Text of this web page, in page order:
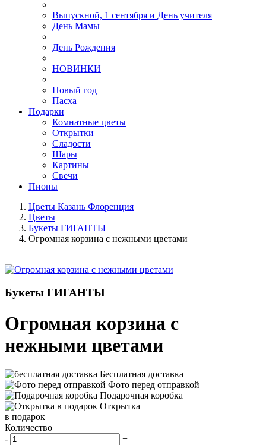
Выпускной, 1 сентября и День учителя
День Мамы
День Рождения
НОВИНКИ
Новый год
Пасха
Подарки
Комнатные цветы
Открытки
Сладости
Шары
Картины
Свечи
Пионы
Цветы Казань Флоренция
Цветы
Букеты ГИГАНТЫ
Огромная корзина с нежными цветами
Букеты ГИГАНТЫ
Огромная корзина с
нежными цветами
Бесплатная доставка
Фото перед отправкой
Подарочная коробка
Открытка
в подарок
Количество
-
+